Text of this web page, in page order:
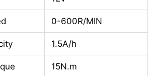
0-600R/MIN
1.5A/h
15N.m